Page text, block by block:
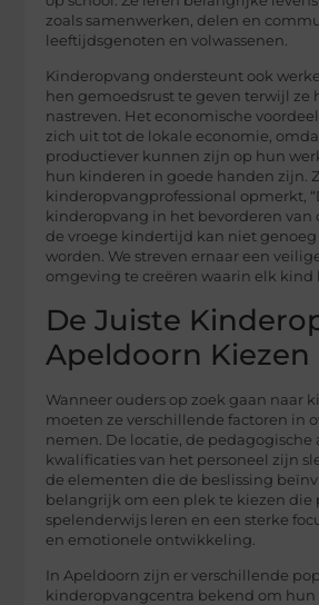
zoals samenwerken, delen en
leeftijdsgenoten en volwassenen.
Kinderopvang ondersteunt ook
hen gemoedsrust te geven terwijl ze
nastreven. Het economische
zich uit tot de lokale economie,
productiever kunnen zijn op hun
hun kinderen in goede handen zijn.
kinderopvangprofessional opmerkt,
kinderopvang in het bevorderen
de vroege kindertijd kan niet
worden. We streven ernaar een
omgeving te creëren waarin elk kind
De Juiste
Apeldoorn Kiezen
Wanneer ouders op zoek gaan naar
moeten ze verschillende factoren in
nemen. De locatie, de pedagogische
kwalificaties van het personeel zijn
de elementen die de beslissing
belangrijk om een plek te kiezen die
spelenderwijs leren en een sterke
en emotionele ontwikkeling.
In Apeldoorn zijn er verschillende
kinderopvangcentra bekend om hun